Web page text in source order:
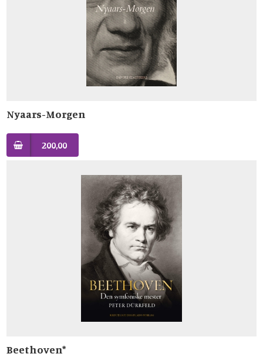
Nyaars-Morgen
200,00
Beethoven*